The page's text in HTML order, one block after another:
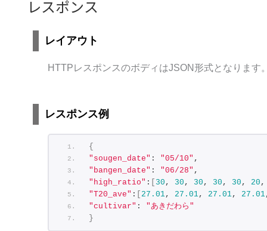
レスポンス
レイアウト
HTTPレスポンスのボディはJSON形式となります
レスポンス例
{
"sougen_date" : "05/10" ,
"bangen_date" : "06/28" ,
"high_ratio" : 30 , 30 , 30 , 30 , 30 , 20 ,
"T20_ave" : 27.01, 27.01, 27.01, 27.01
"cultivar" : "あきだわら"
}